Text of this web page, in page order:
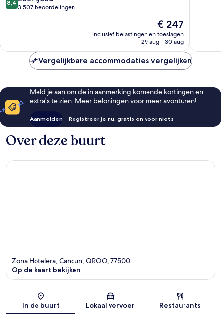
Villas
van
beoordelingen
8,4
3.507 beoordelingen
De
prijs
is
€ 247
inclusief belastingen en toeslagen
29 aug - 30 aug
Vergelijkbare accommodaties vergelijken
Meld je aan om de in aanmerking komende kortingen en
extra's te zien. Meer beloningen voor meer avonturen!
Aanmelden Registreer je nu, gratis en voor niets
Over deze buurt
Kaart
Zona Hotelera, Cancun, QROO, 77500
Op de kaart bekijken
In de buurt Lokaal vervoer Restaurants